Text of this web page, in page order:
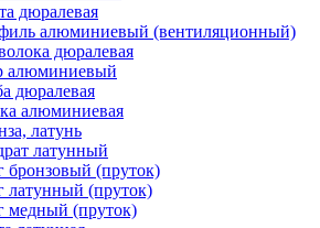
дюралевая
алюминиевый (вентиляционный)
дюралевая
алюминиевый
дюралевая
алюминиевая
латунь
латунный
бронзовый (пруток)
латунный (пруток)
медный (пруток)